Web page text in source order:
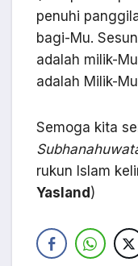
penuhi
bagi-Mu.
adalah milik-
adalah Milik-
Semoga kita
rukun Islam
Yasland )